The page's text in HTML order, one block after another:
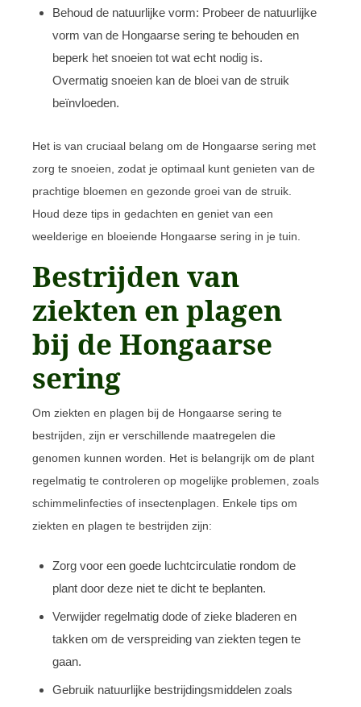
Behoud de natuurlijke vorm: Probeer de natuurlijke
vorm van de Hongaarse sering te behouden en
beperk het snoeien tot wat echt nodig is.
Overmatig snoeien kan de bloei van de struik
beïnvloeden.
Het is van cruciaal belang om de Hongaarse sering met
zorg te snoeien, zodat je optimaal kunt genieten van de
prachtige bloemen en gezonde groei van de struik.
Houd deze tips in gedachten en geniet van een
weelderige en bloeiende Hongaarse sering in je tuin.
Bestrijden van
ziekten en plagen
bij de Hongaarse
sering
Om ziekten en plagen bij de Hongaarse sering te
bestrijden, zijn er verschillende maatregelen die
genomen kunnen worden. Het is belangrijk om de plant
regelmatig te controleren op mogelijke problemen, zoals
schimmelinfecties of insectenplagen. Enkele tips om
ziekten en plagen te bestrijden zijn:
Zorg voor een goede luchtcirculatie rondom de
plant door deze niet te dicht te beplanten.
Verwijder regelmatig dode of zieke bladeren en
takken om de verspreiding van ziekten tegen te
gaan.
Gebruik natuurlijke bestrijdingsmiddelen zoals